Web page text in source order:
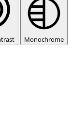
Monochrome